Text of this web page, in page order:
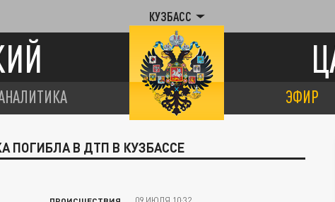
КУЗБАСС
ЭФИР
ПОГИБЛА В ДТП В КУЗБАССЕ